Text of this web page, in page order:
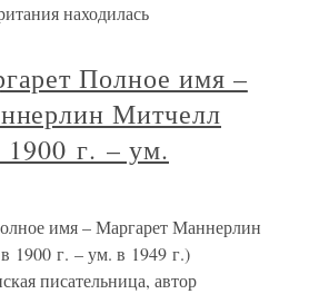
находилась
Полное имя –
Митчелл
г. – ум.
имя – Маргарет Маннерлин
1900 г. – ум. в 1949 г.)
писательница, автор